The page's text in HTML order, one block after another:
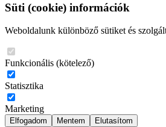
Süti (cookie) információk
Weboldalunk különböző sütiket és
Funkcionális (kötelező)
Statisztika
Marketing
Elfogadom Mentem Elutasítom